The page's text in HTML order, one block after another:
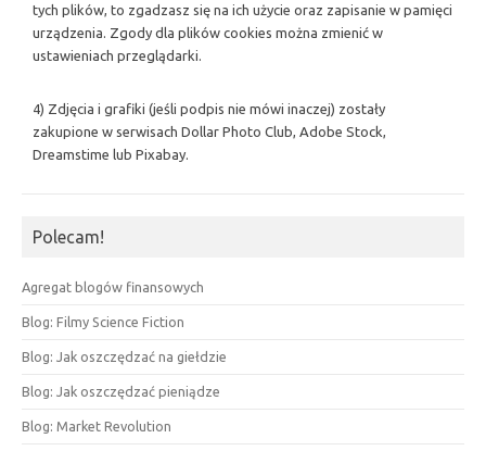
tych plików, to zgadzasz się na ich użycie oraz zapisanie w pamięci
urządzenia. Zgody dla plików cookies można zmienić w
ustawieniach przeglądarki.
4) Zdjęcia i grafiki (jeśli podpis nie mówi inaczej) zostały
zakupione w serwisach Dollar Photo Club, Adobe Stock,
Dreamstime lub Pixabay.
Polecam!
Agregat blogów finansowych
Blog: Filmy Science Fiction
Blog: Jak oszczędzać na giełdzie
Blog: Jak oszczędzać pieniądze
Blog: Market Revolution